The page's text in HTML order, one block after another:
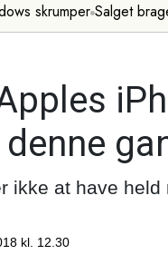
skrumper Salget
ikke at have
kl. 12.30